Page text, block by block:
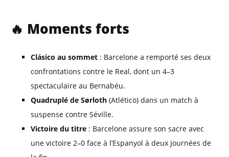
🔥 Moments forts
Clásico au sommet : Barcelone a remporté ses deux
confrontations contre le Real, dont un 4–3
spectaculaire au Bernabéu.
Quadruplé de Sørloth (Atlético) dans un match à
suspense contre Séville.
Victoire du titre : Barcelone assure son sacre avec
une victoire 2–0 face à l’Espanyol à deux journées de